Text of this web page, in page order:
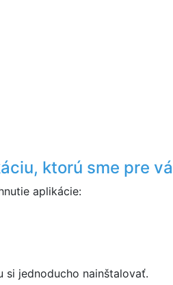
ktorú sme pre
aplikácie:
si jednoducho nainštalovať.